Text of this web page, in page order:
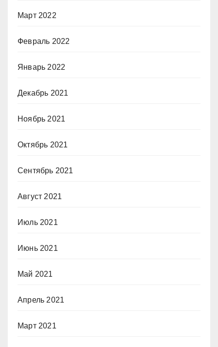
Март 2022
Февраль 2022
Январь 2022
Декабрь 2021
Ноябрь 2021
Октябрь 2021
Сентябрь 2021
Август 2021
Июль 2021
Июнь 2021
Май 2021
Апрель 2021
Март 2021